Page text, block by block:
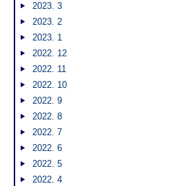
2023. 3
2023. 2
2023. 1
2022. 12
2022. 11
2022. 10
2022. 9
2022. 8
2022. 7
2022. 6
2022. 5
2022. 4